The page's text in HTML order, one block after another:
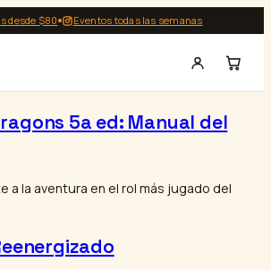
desde $80 Eventos todas las semanas
5a ed: Manual del
a la aventura en el rol más jugado del